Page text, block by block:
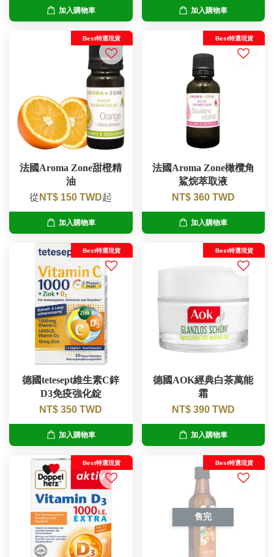
加入購物車 加入購物車
Best特選現貨
法國Aroma Zone甜橙精
油
從 NT$ 150 TWD起
加入購物車
Best特選現貨
法國Aroma Zone橄欖角
鯊烷萃取液
NT$ 360 TWD
加入購物車
Best特選現貨
德國tetesept維生素C鋅
D3免疫強化錠
NT$ 350 TWD
加入購物車
Best特選現貨
德國AOK經典白茶萬能
霜
NT$ 390 TWD
加入購物車
Best特選現貨
售完
Best特選現貨